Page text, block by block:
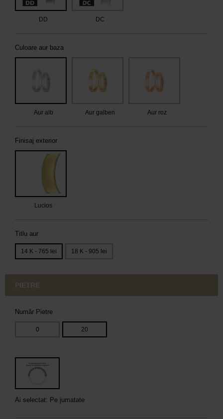
DD DC
Culoare aur baza
Aur alb Aur galben Aur roz
Finisaj exterior
Lucios
Titlu aur
14 K - 765 lei 18 K - 905 lei
PIETRE
Număr Pietre
0 20
Ai selectat: Pe jumatate